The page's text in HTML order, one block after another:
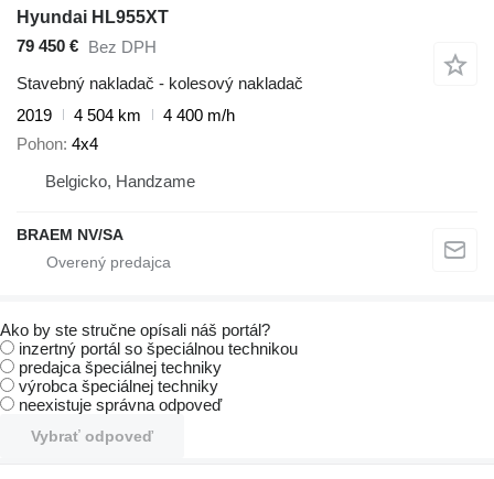
Hyundai HL955XT
79 450 € Bez DPH
Stavebný nakladač - kolesový nakladač
2019
4 504 km
4 400 m/h
Pohon 4x4
Belgicko, Handzame
BRAEM NV/SA
Ako by ste stručne opísali náš portál?
inzertný portál so špeciálnou technikou
predajca špeciálnej techniky
výrobca špeciálnej techniky
neexistuje správna odpoveď
Vybrať odpoveď